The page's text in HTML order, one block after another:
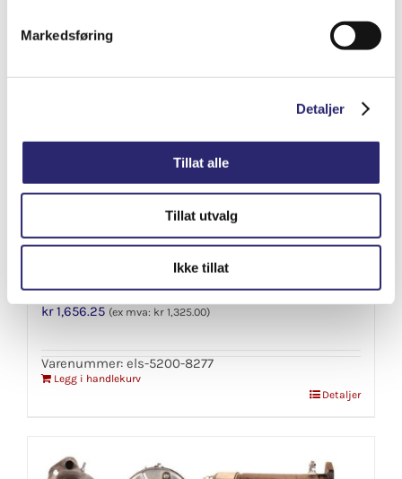
Markedsføring
Detaljer
Tillat alle
Tillat utvalg
Ikke tillat
STARTER 9T 0,8KW BEDFORD
kr1,656.25 (ex mva: kr 1,325.00)
Varenummer: els-5200-8277
Legg i handlekurv
Detaljer